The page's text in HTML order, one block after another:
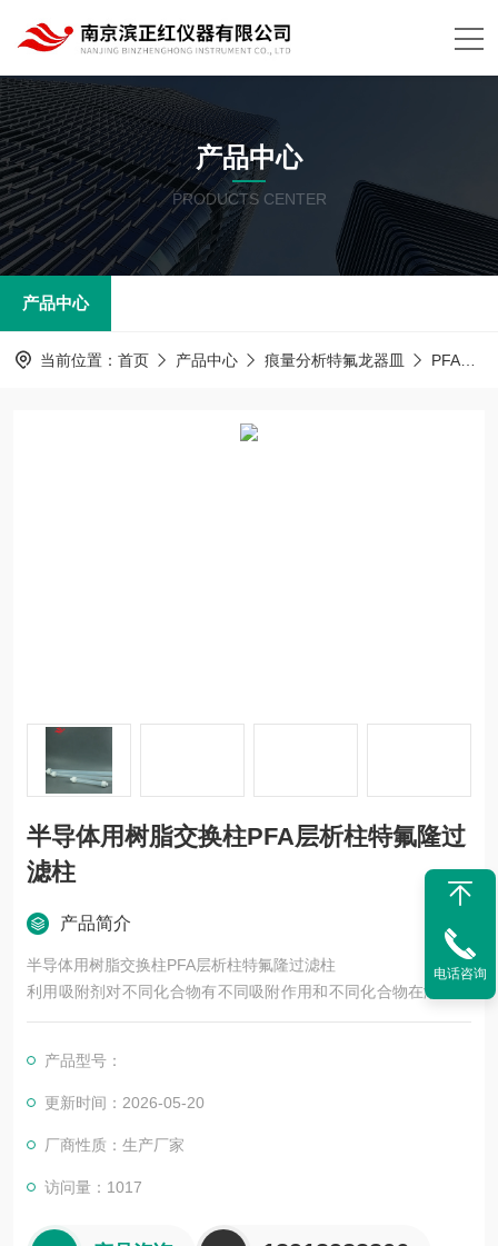
产品中心
PRODUCTS CENTER
产品中心
当前位置： 首页 产品中心 痕量分析特氟龙器皿 PFA器皿
半导体用树脂交换柱PFA层析柱特氟隆过
滤柱
产品简介
半导体用树脂交换柱PFA层析柱特氟隆过滤柱
利用吸附剂对不同化合物有不同吸附作用和不同化合物在溶剂中
的不同溶解度，用适应溶剂使混合物在填有吸附剂的柱内通过，
产品型号：
更新时间：2026-05-20
厂商性质：生产厂家
访问量：1017
电话咨询